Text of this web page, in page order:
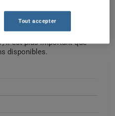
une autre année, ou
pour un prix personnalisé.
pour votre véhicule
il est plus important que
disponibles.
Tout accepter